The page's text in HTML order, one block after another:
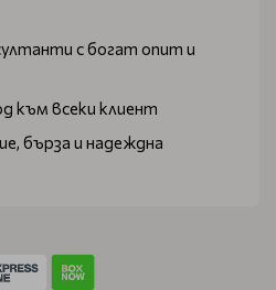
с богат опит и
към всеки клиент
бърза и надеждна